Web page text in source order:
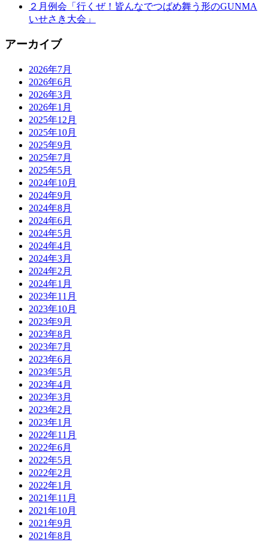
２月例会「行くぜ！皆んなでつばめ舞う形のGUNMA
いせさき大会」
アーカイブ
2026年7月
2026年6月
2026年3月
2026年1月
2025年12月
2025年10月
2025年9月
2025年7月
2025年5月
2024年10月
2024年9月
2024年8月
2024年6月
2024年5月
2024年4月
2024年3月
2024年2月
2024年1月
2023年11月
2023年10月
2023年9月
2023年8月
2023年7月
2023年6月
2023年5月
2023年4月
2023年3月
2023年2月
2023年1月
2022年11月
2022年6月
2022年5月
2022年2月
2022年1月
2021年11月
2021年10月
2021年9月
2021年8月